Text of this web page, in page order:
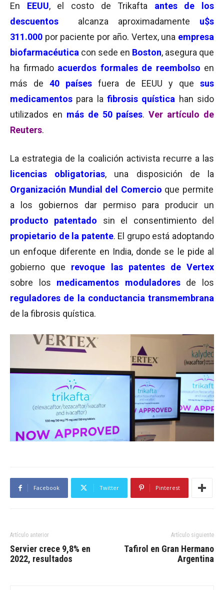
En EEUU, el costo de Trikafta antes de los
descuentos
alcanza aproximadamente u$s
311.000 por paciente por año. Vertex, una empresa
biofarmacéutica con sede en Boston, asegura que
ha firmado acuerdos formales de reembolso en
más de40 países fuera de EEUU y quesus
medicamentos para la fibrosis quística han sido
utilizados en más de 50 países.Ver artículo de
Reuters.
La estrategia de la coalición activista recurre a las
licencias obligatorias, una disposición de la
Organización Mundial del Comercio que permite
a los gobiernos dar permiso para producir un
producto patentado
sin el consentimiento del
propietario de la patente. El grupo está adoptando
un enfoque diferente en India, donde se le pide al
gobierno que revoque las patentes de Vertex
sobre los medicamentos moduladoresde los
reguladores de la conductancia transmembrana
de la fibrosis quística.
Facebook Twitter Pinterest
Artículo anterior
Servier crece 9,8% en
2022, resultados
Artículo siguiente
Tafirol en Gran Hermano
Argentina